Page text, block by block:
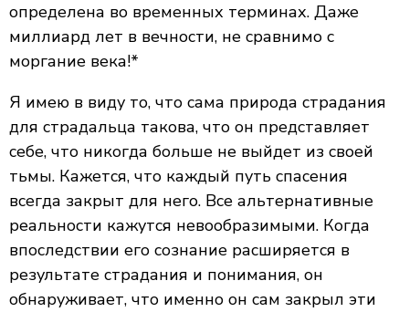
определена во временных терминах. Даже
миллиард лет в вечности, не сравнимо с
моргание века!*
Я имею в виду то, что сама природа страдания
для страдальца такова, что он представляет
себе, что никогда больше не выйдет из своей
тьмы. Кажется, что каждый путь спасения
всегда закрыт для него. Все альтернативные
реальности кажутся невообразимыми. Когда
впоследствии его сознание расширяется в
результате страдания и понимания, он
обнаруживает, что именно он сам закрыл эти